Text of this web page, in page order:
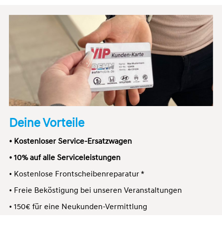
Deine Vorteile
• Kostenloser Service-Ersatzwagen
• 10% auf alle Serviceleistungen
• Kostenlose Frontscheibenreparatur *
• Freie Beköstigung bei unseren Veranstaltungen
• 150€ für eine Neukunden-Vermittlung